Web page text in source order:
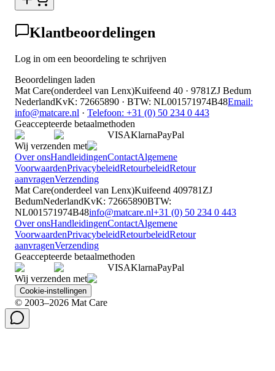
Klantbeoordelingen
Log in om een beoordeling te schrijven
Beoordelingen laden
Mat Care(onderdeel van Lenx)Kuifeend 40 · 9781ZJ Bedum
NederlandKvK: 72665890 · BTW: NL001571974B48Email:
info@matcare.nl · Telefoon: +31 (0) 50 234 0 443
Geaccepteerde betaalmethoden
VISAKlarnaPayPal
Wij verzenden met
Over onsHandleidingenContactAlgemene
VoorwaardenPrivacybeleidRetourbeleidRetour
aanvragenVerzending
Mat Care(onderdeel van Lenx)Kuifeend 409781ZJ
BedumNederlandKvK: 72665890BTW:
NL001571974B48info@matcare.nl+31 (0) 50 234 0 443
Over onsHandleidingenContactAlgemene
VoorwaardenPrivacybeleidRetourbeleidRetour
aanvragenVerzending
Geaccepteerde betaalmethoden
VISAKlarnaPayPal
Wij verzenden met
Cookie-instellingen
© 2003–2026 Mat Care